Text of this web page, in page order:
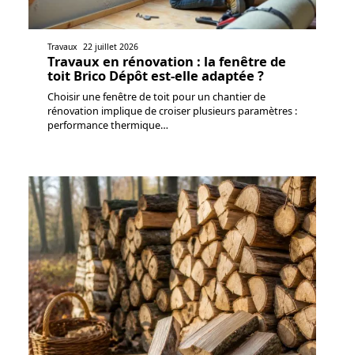
Travaux 22 juillet 2026
Travaux en rénovation : la fenêtre de
toit Brico Dépôt est-elle adaptée ?
Choisir une fenêtre de toit pour un chantier de
rénovation implique de croiser plusieurs paramètres :
performance thermique…